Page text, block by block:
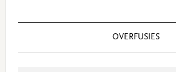
OVERFUSIES